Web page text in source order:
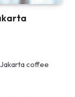
coffee